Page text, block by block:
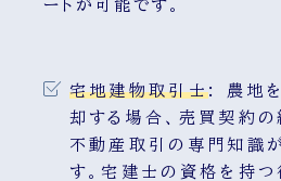
ートが可能です。
宅地建物取引士:
農地
却する場合、売買契約の
不動産取引の専門知識
す。宅建士の資格を持つ